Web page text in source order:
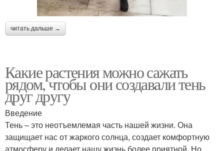
читать дальше →
Какие растения можно сажать
рядом, чтобы они создавали тень
друг другу
Введение
Тень – это неотъемлемая часть нашей жизни. Она
защищает нас от жаркого солнца, создает комфортную
атмосферу и делает нашу жизнь более приятной. Но